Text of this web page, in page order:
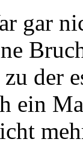
gar
der
ein